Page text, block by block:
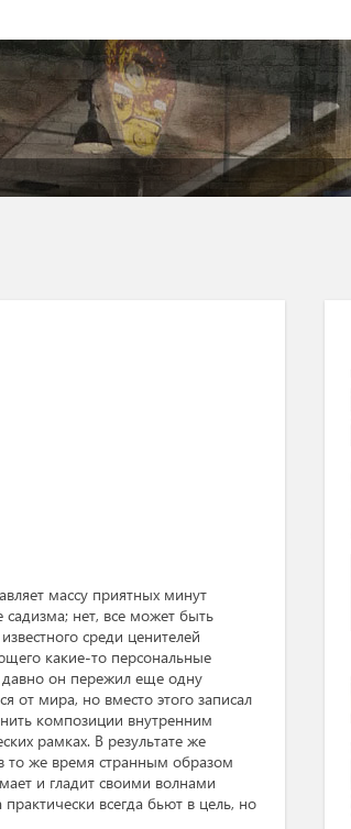
массу приятных минут
нет, все может быть
среди ценителей
какие-то персональные
давно он пережил еще одну
от мира, но вместо этого записал
композиции внутренним
рамках. В результате же
то же время странным образом
и гладит своими волнами
всегда бьют в цель, но